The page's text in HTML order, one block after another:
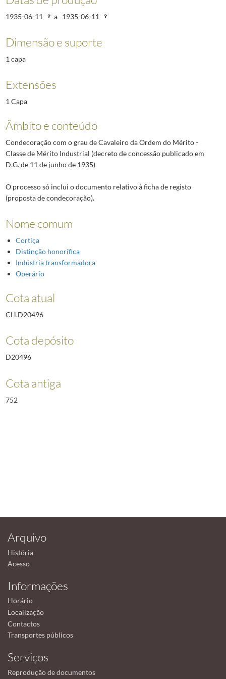
1935-06-11 a 1935-06-11
Dimensão e suporte
1 capa
Extensões
1 Capa
Âmbito e conteúdo
Condecoração com o grau de Cavaleiro da Ordem do Mérito -
Classe de Mérito Industrial (decreto de concessão publicado em
D.G. de 11 de junho de 1935)
O processo só inclui o documento relativo à ficha de registo
(proposta de condecoração).
Nome comum
Cortiça
Distinção honorífica
Indústria transformadora
Operário
Cota atual
CH.D20496
Cota depósito
D20496
Cota antiga
752
Arquivo
História
Acesso
Informações
Horário
Localização
Contactos
Transportes públicos
Serviços
Reprodução de documentos